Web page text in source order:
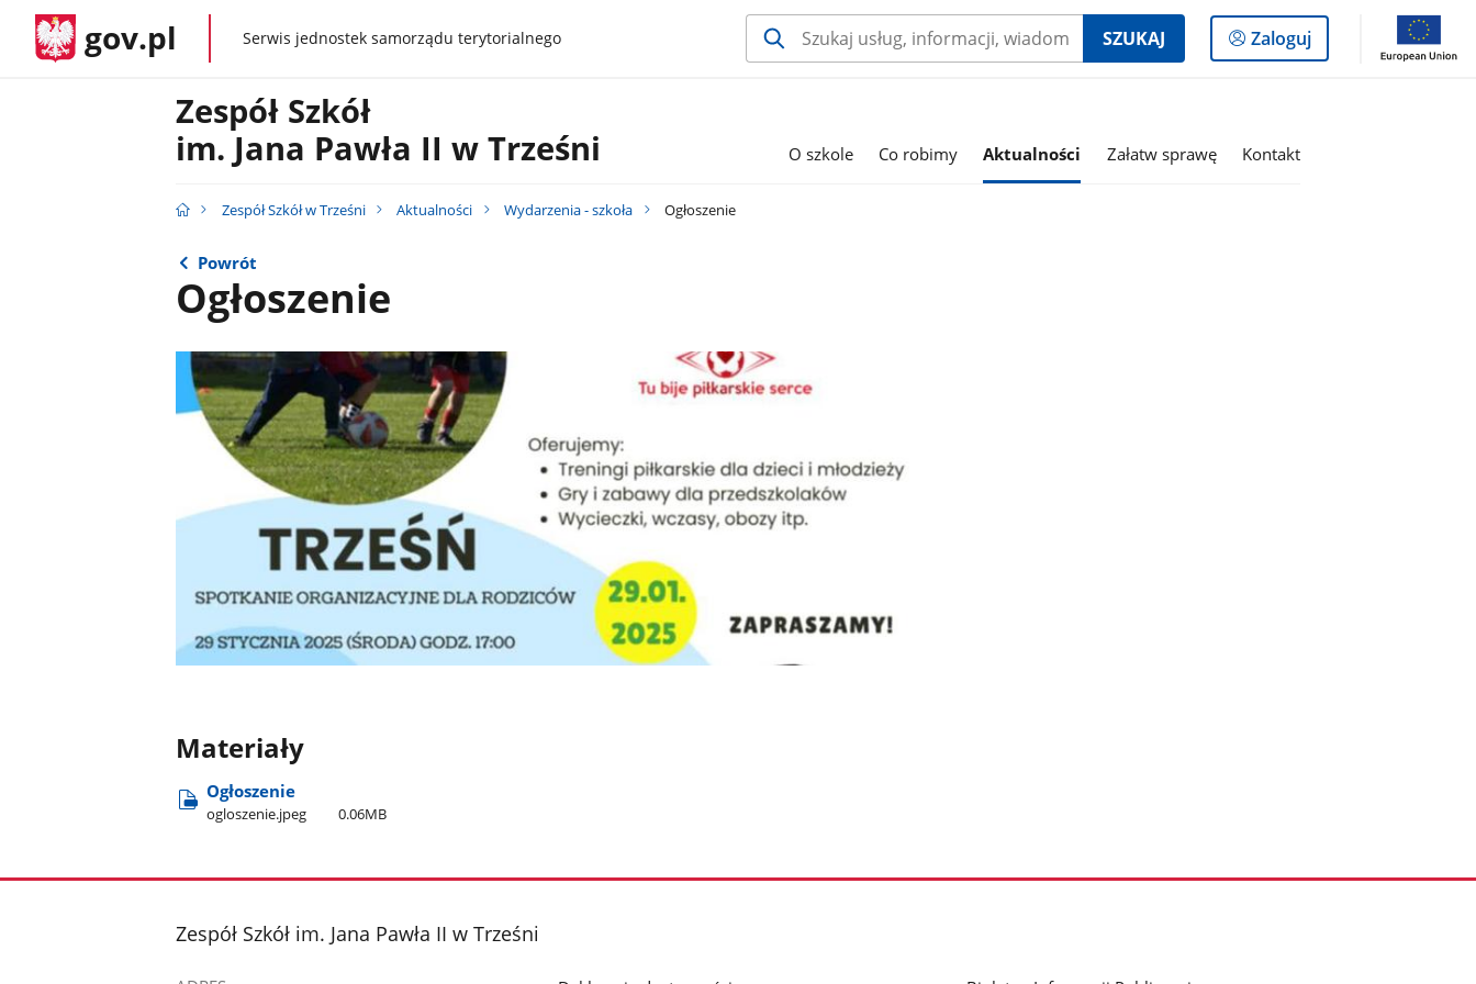
gov.pl gov.plSerwis jednostek samorządu terytorialnego SZUKAJ
Logowanie
do
Zaloguj
Zespół Szkół
im. Jana Pawła II w Trześni
O szkole Co robimy Aktualności Załatw sprawę Kontakt
Zespół Szkół w Trześni Aktualności Wydarzenia - szkoła Ogłoszenie
Powrót
Ogłoszenie
Materiały
Ogłoszenie
ogloszenie.jpeg 0.06MB
stopka
Zespół Szkół im. Jana Pawła II w Trześni